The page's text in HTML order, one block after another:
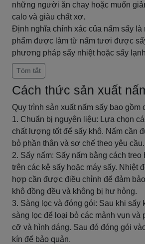
những người ăn chay hoặc muốn
calo và giàu chất xơ.
Định nghĩa chính xác của nấm sấy là
phẩm được làm từ nấm tươi được
phương pháp sấy nhiệt hoặc sấy
Tóm tắt
Cách thức sản xuất
Quy trình sản xuất nấm sấy bao gồm
1. Chuẩn bị nguyên liệu: Lựa chọn
chất lượng tốt để sấy khô. Nấm cần
bỏ phần thân và sơ chế theo yêu cầu.
2. Sấy nấm: Sấy nấm bằng cách
trên các kệ sấy hoặc máy sấy. Nhiệt
hợp cần được điều chỉnh để đảm
khô đồng đều và không bị hư hỏng.
3. Sàng lọc và đóng gói: Sau khi sấy
sàng lọc để loại bỏ các mảnh vụn và
cỡ và hình dáng. Sau đó đóng gói
kín để bảo quản.